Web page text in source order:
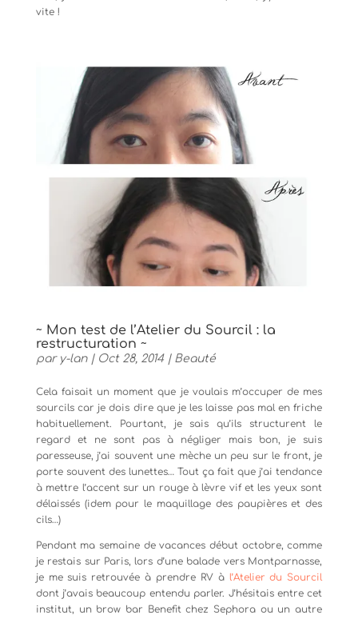
vite !
~ Mon test de l’Atelier du Sourcil : la
restructuration ~
par y-lan| Oct 28, 2014| Beauté
Cela faisait un moment que je voulais m’occuper de mes
sourcils car je dois dire que je les laisse pas mal en friche
habituellement. Pourtant, je sais qu’ils structurent le
regard et ne sont pas à négliger mais bon, je suis
paresseuse, j’ai souvent une mèche un peu sur le front, je
porte souvent des lunettes… Tout ça fait que j’ai tendance
à mettre l’accent sur un rouge à lèvre vif et les yeux sont
délaissés (idem pour le maquillage des paupières et des
cils…)
Pendant ma semaine de vacances début octobre, comme
je restais sur Paris, lors d’une balade vers Montparnasse,
je me suis retrouvée à prendre RV à l’Atelier du Sourcil
dont j’avais beaucoup entendu parler. J’hésitais entre cet
institut, un brow bar Benefit chez Sephora ou un autre